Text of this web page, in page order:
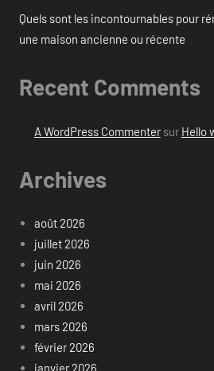
Quels sont les incontournables pour
une maison ancienne ou récente
Recent Comments
A WordPress Commentersur Hello
Archives
août 2026
juillet 2026
juin 2026
mai 2026
avril 2026
mars 2026
février 2026
janvier 2026